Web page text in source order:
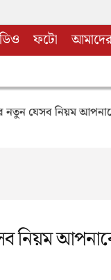
ফটো
নতুন যেসব নিয়ম
নিয়ম